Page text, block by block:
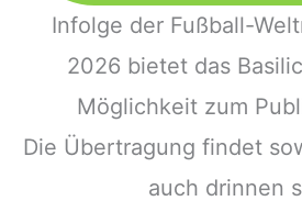
Infolge der Fußball-
2026 bietet das
Möglichkeit zum
Die Übertragung findet
auch drinnen